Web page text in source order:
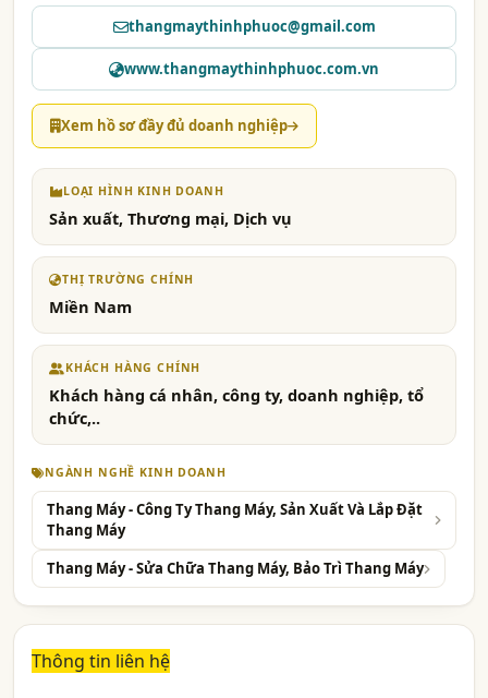
thangmaythinhphuoc@gmail.com
www.thangmaythinhphuoc.com.vn
Xem hồ sơ đầy đủ doanh nghiệp
LOẠI HÌNH KINH DOANH
Sản xuất, Thương mại, Dịch vụ
THỊ TRƯỜNG CHÍNH
Miền Nam
KHÁCH HÀNG CHÍNH
Khách hàng cá nhân, công ty, doanh nghiệp, tổ
chức,..
NGÀNH NGHỀ KINH DOANH
Thang Máy - Công Ty Thang Máy, Sản Xuất Và Lắp Đặt
Thang Máy
Thang Máy - Sửa Chữa Thang Máy, Bảo Trì Thang Máy
Thông tin liên hệ